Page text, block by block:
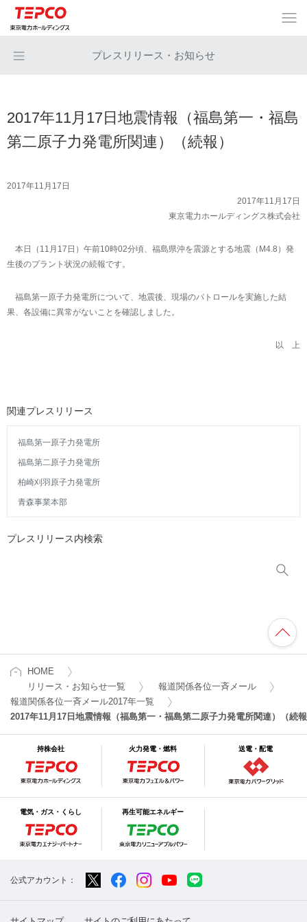
プレスリリース・お知らせ
2017年11月17日地震情報（福島第一・福島
第二原子力発電所関連）（続報）
2017年11月17日
2017年11月17日
東京電力ホールディングス株式会社
本日（11月17日）午前10時02分頃、福島県沖を震源とする地震（M4.8）発
生後のプラント状況の続報です。
福島第一原子力発電所について、地震後、現場のパトロールを実施した結
果、各設備に異常がないことを確認しました。
以 上
関連プレスリリース
福島第一原子力発電所
福島第二原子力発電所
柏崎刈羽原子力発電所
青森事業本部
プレスリリース内検索
HOME
リリース・お知らせ一覧
報道関係各位一斉メール
報道関係各位一斉メール2017年一覧
2017年11月17日地震情報（福島第一・福島第二原子力発電所関連）（続
持株会社 火力発電・燃料 送電・配電
電気・ガス・くらし 再生可能エネルギー
公式アカウント：